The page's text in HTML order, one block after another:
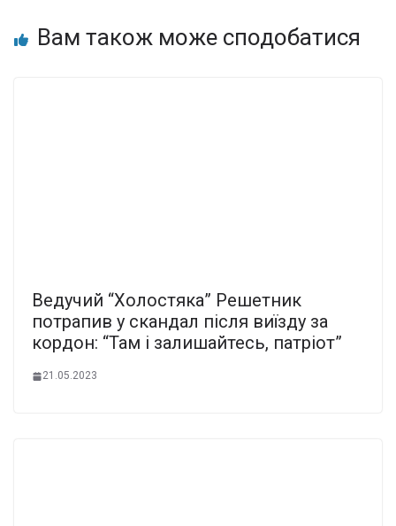
Вам також може сподобатися
Ведучий “Холостяка” Решетник
потрапив у скандал після виїзду за
кордон: “Там і залишайтесь, патріот”
21.05.2023